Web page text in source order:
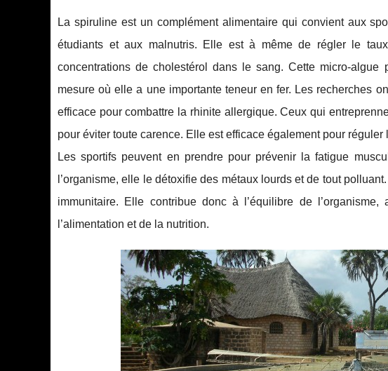
La spiruline est un complément alimentaire qui convient aux
étudiants et aux malnutris. Elle est à même de régler le
concentrations de cholestérol dans le sang. Cette micro-
mesure où elle a une importante teneur en fer. Les recherches
efficace pour combattre la rhinite allergique. Ceux qui
pour éviter toute carence. Elle est efficace également pour réguler
Les sportifs peuvent en prendre pour prévenir la fatigue
l’organisme, elle le détoxifie des métaux lourds et de tout
immunitaire. Elle contribue donc à l’équilibre de
l’alimentation et de la nutrition.